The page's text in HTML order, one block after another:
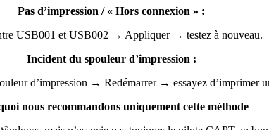
Pas d’impression / « Hors connexion » :
USB001 et USB002 → Appliquer → testez à nouveau.
Incident du spouleur d’impression :
d’impression → Redémarrer → essayez d’imprimer
nous recommandons uniquement cette méthode